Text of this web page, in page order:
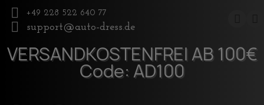
+49 228 522 640 77
support@auto-dress.de
VERSANDKOSTENFREI AB 100€
Code: AD100